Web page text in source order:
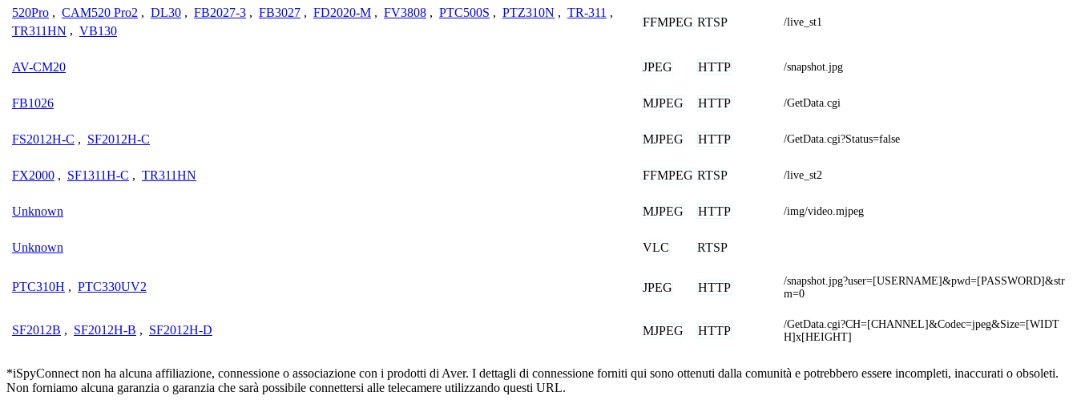
520Pro , CAM520 Pro2 , DL30 , FB2027-3 , FB3027 , FD2020-M , FV3808 , PTC500S , PTZ310N , TR-311 ,
TR311HN , VB130
FFMPEG RTSP /live_st1
AV-CM20 JPEG HTTP /snapshot.jpg
FB1026 MJPEG HTTP /GetData.cgi
FS2012H-C , SF2012H-C MJPEG HTTP /GetData.cgi?Status=false
FX2000 , SF1311H-C , TR311HN FFMPEG RTSP /live_st2
Unknown MJPEG HTTP /img/video.mjpeg
Unknown VLC RTSP
PTC310H , PTC330UV2 JPEG HTTP
/snapshot.jpg?user=[USERNAME]&pwd=[PASSWORD]&str
m=0
SF2012B , SF2012H-B , SF2012H-D MJPEG HTTP
/GetData.cgi?CH=[CHANNEL]&Codec=jpeg&Size=[WIDT
H]x[HEIGHT]
*iSpyConnect non ha alcuna affiliazione, connessione o associazione con i prodotti di Aver. I dettagli di connessione forniti qui sono ottenuti dalla comunità e potrebbero essere incompleti, inaccurati o obsoleti.
Non forniamo alcuna garanzia o garanzia che sarà possibile connettersi alle telecamere utilizzando questi URL.